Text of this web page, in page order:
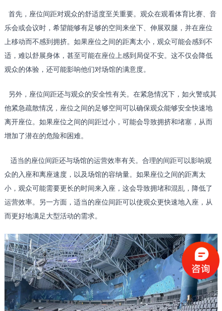
首先，座位间距对观众的舒适度至关重要。观众在观看体育比赛、音
乐会或会议时，希望能够有足够的空间来坐下、伸展双腿，并在座位
上移动而不感到拥挤。如果座位之间的距离太小，观众可能会感到不
适，难以舒展身体，甚至可能在座位上感到局促不安。这不仅会降低
观众的体验，还可能影响他们对场馆的满意度。
另外，座位间距还与观众的安全性有关。在紧急情况下，如火警或其
他紧急疏散情况，座位之间的足够空间可以确保观众能够安全快速地
离开座位。如果座位之间的间距过小，可能会导致拥挤和堵塞，从而
增加了潜在的危险和困难。
适当的座位间距还与场馆的运营效率有关。合理的间距可以影响观
众的入座和离座速度，以及场馆的容纳量。如果座位之间的距离太
小，观众可能需要更长的时间来入座，这会导致拥堵和混乱，降低了
运营效率。另一方面，适当的座位间距可以使观众更快速地入座，从
而更好地满足大型活动的需求。